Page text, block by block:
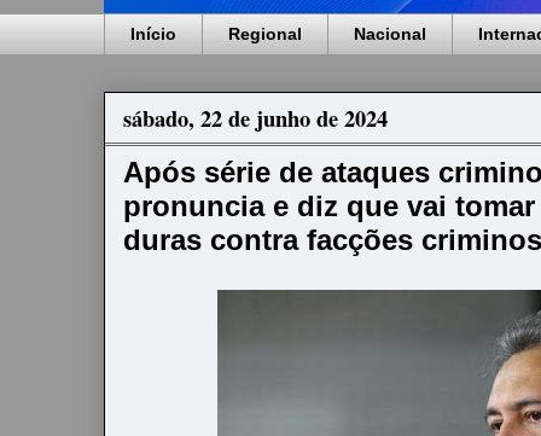
Início Regional Nacional
sábado, 22 de junho de 2024
Após série de ataques
pronuncia e diz que vai
duras contra facções